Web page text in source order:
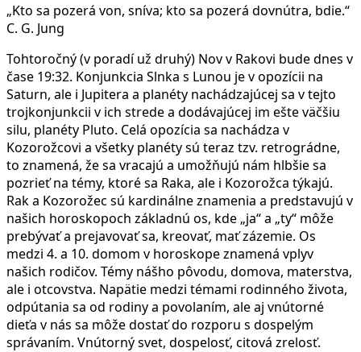
„Kto sa pozerá von, sníva; kto sa pozerá dovnútra, bdie.“
C. G. Jung
Tohtoročný (v poradí už druhý) Nov v Rakovi bude dnes v
čase 19:32. Konjunkcia Slnka s Lunou je v opozícii na
Saturn, ale i Jupitera a planéty nachádzajúcej sa v tejto
trojkonjunkcii v ich strede a dodávajúcej im ešte väčšiu
silu, planéty Pluto. Celá opozícia sa nachádza v
Kozorožcovi a všetky planéty sú teraz tzv. retrográdne,
to znamená, že sa vracajú a umožňujú nám hlbšie sa
pozrieť na témy, ktoré sa Raka, ale i Kozorožca týkajú.
Rak a Kozorožec sú kardinálne znamenia a predstavujú v
našich horoskopoch základnú os, kde „ja“ a „ty“ môže
prebývať a prejavovať sa, kreovať, mať zázemie. Os
medzi 4. a 10. domom v horoskope znamená vplyv
našich rodičov. Témy nášho pôvodu, domova, materstva,
ale i otcovstva. Napätie medzi témami rodinného života,
odpútania sa od rodiny a povolaním, ale aj vnútorné
dieťa v nás sa môže dostať do rozporu s dospelým
správaním. Vnútorný svet, dospelosť, citová zrelosť.